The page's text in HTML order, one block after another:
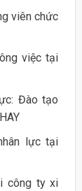
viên chức
việc tại
Đào tạo
lực tại
công ty xi